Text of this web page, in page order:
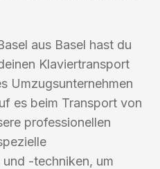
aus Basel hast du
Klaviertransport
Umzugsunternehmen
es beim Transport von
professionellen
-techniken, um